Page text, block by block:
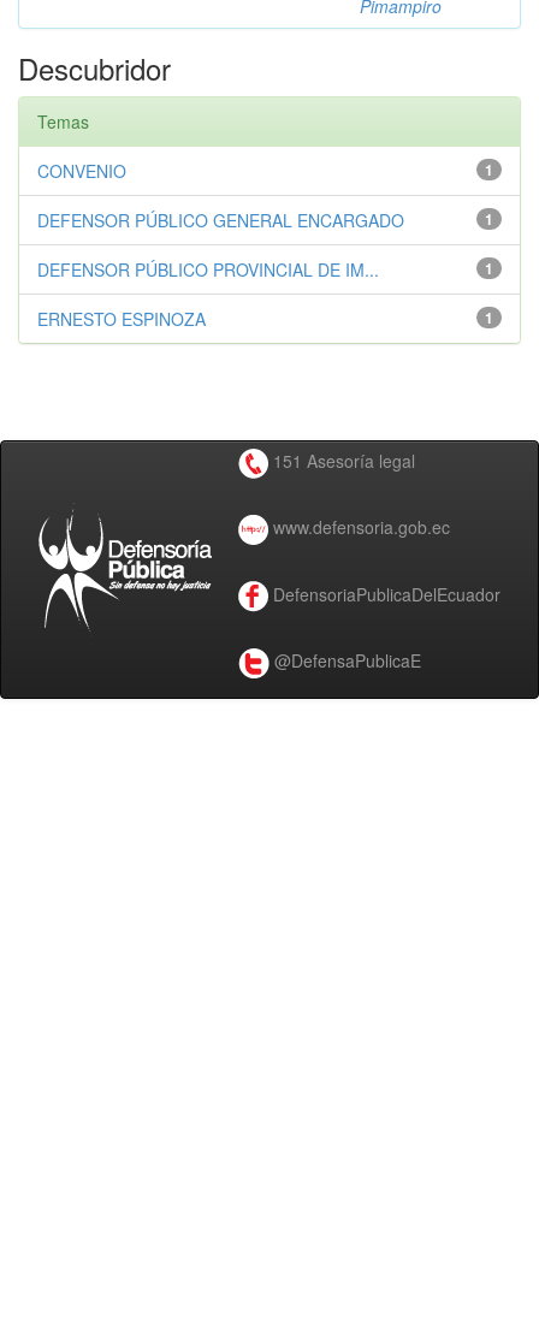
Pimampiro
Descubridor
Temas
1
CONVENIO
1
DEFENSOR PÚBLICO GENERAL ENCARGADO
1
DEFENSOR PÚBLICO PROVINCIAL DE IM...
1
ERNESTO ESPINOZA
151 Asesoría legal
www.defensoria.gob.ec
DefensoriaPublicaDelEcuador
@DefensaPublicaE